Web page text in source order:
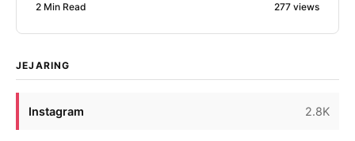
masing-masing. Bahkan, ia optimistis dari proses
mendatang. Harapan itu disampaikan Faiz saat […]
2 Min Read 277 views
JEJARING
Instagram 2.8K